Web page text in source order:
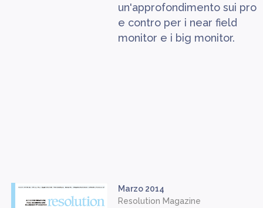
un'approfondimento sui pro
e contro per i near field
monitor e i big monitor.
Marzo 2014
Resolution Magazine